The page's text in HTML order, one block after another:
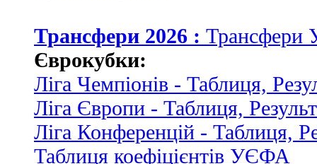
Трансфери 2026 : Трансфери
Єврокубки:
Ліга Чемпіонів - Таблиця,
Ліга Європи - Таблиця,
Ліга Конференцій - Таблиця,
Таблиця коефіцієнтів УЄФА